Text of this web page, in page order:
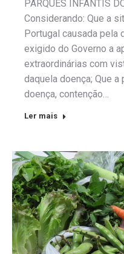
PARQUES INFANTIS
Considerando: Que a
Portugal causada pela
exigido do Governo a
extraordinárias com
daquela doença; Que
doença, contenção…
Ler mais